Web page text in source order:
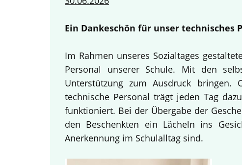
Ein Dankeschön für unser technisches
Im Rahmen unseres Sozialtages
Personal unserer Schule. Mit den
Unterstützung zum Ausdruck bringen.
technische Personal trägt jeden Tag
funktioniert. Bei der Übergabe der
den Beschenkten ein Lächeln ins
Anerkennung im Schulalltag sind.